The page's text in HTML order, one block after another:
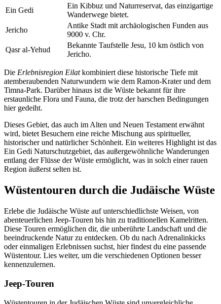
Ein Gedi
Ein Kibbuz und Naturreservat, das einzigartige
Wanderwege bietet.
Jericho
Antike Stadt mit archäologischen Funden aus
9000 v. Chr.
Qasr al-Yehud
Bekannte Taufstelle Jesu, 10 km östlich von
Jericho.
Die Erlebnisregion Eilatkombiniert diese historische Tiefe mit
atemberaubenden Naturwundern wie dem Ramon-Krater und dem
Timna-Park. Darüber hinaus ist die Wüste bekannt für ihre
erstaunliche Flora und Fauna, die trotz der harschen Bedingungen
hier gedeiht.
Dieses Gebiet, das auch im Alten und Neuen Testament erwähnt
wird, bietet Besuchern eine reiche Mischung aus spiritueller,
historischer und natürlicher Schönheit. Ein weiteres Highlight ist das
Ein Gedi Naturschutzgebiet, das außergewöhnliche Wanderungen
entlang der Flüsse der Wüste ermöglicht, was in solch einer rauen
Region äußerst selten ist.
Wüstentouren durch die Judäische Wüste
Erlebe die Judäische Wüste auf unterschiedlichste Weisen, von
abenteuerlichen Jeep-Touren bis hin zu traditionellen Kamelritten.
Diese Touren ermöglichen dir, die unberührte Landschaft und die
beeindruckende Natur zu entdecken. Ob du nach Adrenalinkicks
oder einmaligen Erlebnissen suchst, hier findest du eine passende
Wüstentour. Lies weiter, um die verschiedenen Optionen besser
kennenzulernen.
Jeep-Touren